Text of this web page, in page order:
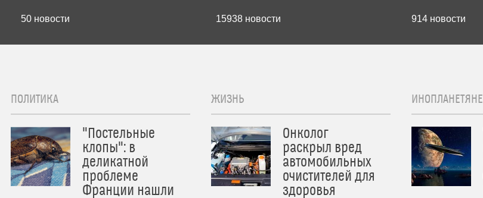
50 новости 15938 новости 914новости
ПОЛИТИКА
"Постельные
клопы": в
деликатной
проблеме
Франции нашли
ЖИЗНЬ
Онколог
раскрыл вред
автомобильных
очистителей для
здоровья
ИНОПЛАНЕТЯНЕ